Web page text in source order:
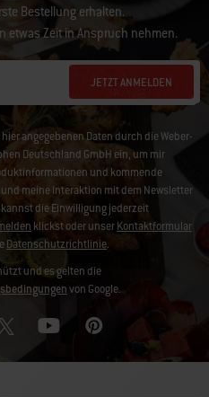
Bestellung erhalten.
etwas Zeit in Anspruch nehmen.
JETZT ANMELDEN
angegebenen Daten durch die Weber-
Deutschland GmbH ein, um mir
und kommende
meine Interaktion mit dem Newsletter
die Einwilligung jederzeit
klickst oder unserKontaktformular
Datenschutzrichtlinie.
und es gelten die
von Google.